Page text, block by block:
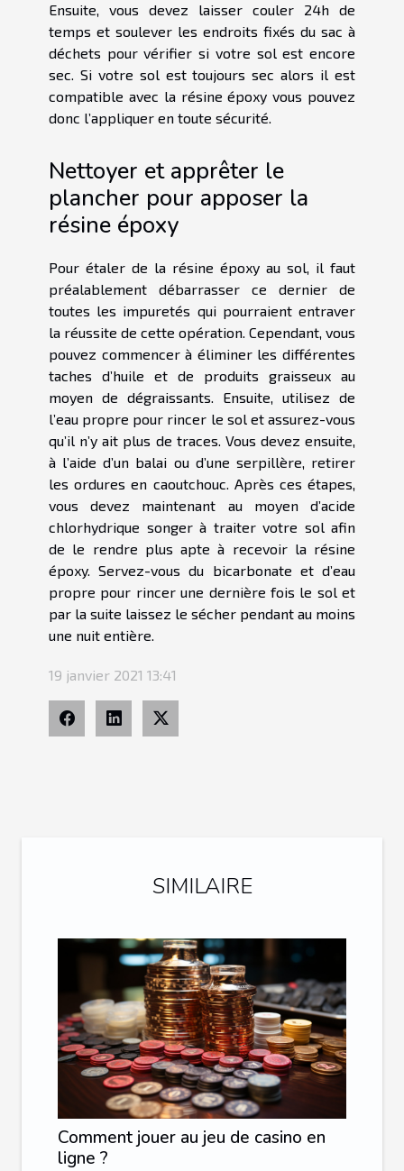
Ensuite, vous devez laisser couler 24h de
temps et soulever les endroits fixés du sac à
déchets pour vérifier si votre sol est encore
sec. Si votre sol est toujours sec alors il est
compatible avec la résine époxy vous pouvez
donc l’appliquer en toute sécurité.
Nettoyer et apprêter le
plancher pour apposer la
résine époxy
Pour étaler de la résine époxy au sol, il faut
préalablement débarrasser ce dernier de
toutes les impuretés qui pourraient entraver
la réussite de cette opération. Cependant, vous
pouvez commencer à éliminer les différentes
taches d’huile et de produits graisseux au
moyen de dégraissants. Ensuite, utilisez de
l’eau propre pour rincer le sol et assurez-vous
qu’il n’y ait plus de traces. Vous devez ensuite,
à l’aide d’un balai ou d’une serpillère, retirer
les ordures en caoutchouc. Après ces étapes,
vous devez maintenant au moyen d’acide
chlorhydrique songer à traiter votre sol afin
de le rendre plus apte à recevoir la résine
époxy. Servez-vous du bicarbonate et d’eau
propre pour rincer une dernière fois le sol et
par la suite laissez le sécher pendant au moins
une nuit entière.
19 janvier 2021 13:41
SIMILAIRE
Comment jouer au jeu de casino en
ligne ?